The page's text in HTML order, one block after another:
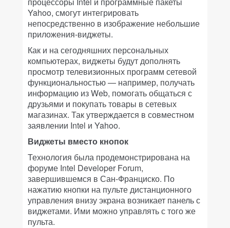
Yahoo, смогут интегрировать
непосредственно в изображение небольшие
приложения-виджеты.
Как и на сегодняшних персональных
компьютерах, виджеты будут дополнять
просмотр телевизионных программ сетевой
функциональностью — например, получать
информацию из Web, помогать общаться с
друзьями и покупать товары в сетевых
магазинах. Так утверждается в совместном
заявлении Intel и Yahoo.
Виджеты вместо кнопок
Технология была продемонстрирована на
форуме Intel Developer Forum,
завершившемся в Сан-Франциско. По
нажатию кнопки на пульте дистанционного
управления внизу экрана возникает панель с
виджетами. Ими можно управлять с того же
пульта.